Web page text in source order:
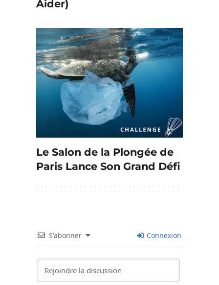
Aider)
Le Salon de la Plongée de
Paris Lance Son Grand Défi
S'abonner Connexion